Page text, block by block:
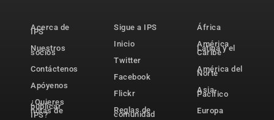
Acerca de
IPS
Nuestros
socios
Contáctenos
Apóyenos
¿Quieres
publicar
notas de
IPS?
Sigue a IPS
Inicio
Twitter
Facebook
Flickr
Reglas de
comunidad
África
América
Latina y el
Caribe
América del
Norte
Asia-
Pacífico
Europa